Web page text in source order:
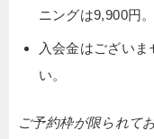
ニングは9,900円。
入会金はございま
い。
ご予約枠が限られて